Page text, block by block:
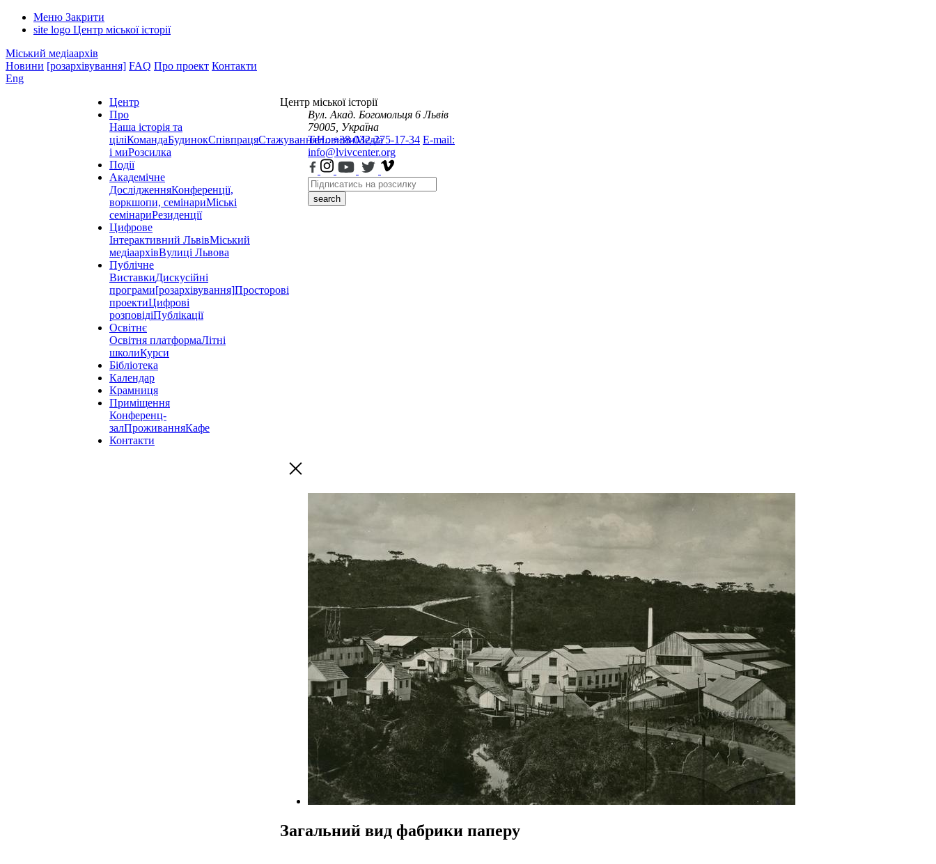
Меню Закрити
site logo Центр міської історії
Міський медіаархів
Новини [розархівування] FAQ Про проект Контакти
Eng
Центр
Про
Наша історія та
ціліКомандаБудинокСпівпрацяСтажуванняНовиниМедіа
і миРозсилка
Події
Академічне
ДослідженняКонференції,
воркшопи, семінариМіські
семінариРезиденції
Цифрове
Інтерактивний ЛьвівМіський
медіаархівВулиці Львова
Публічне
ВиставкиДискусійні
програми[розархівування]Просторові
проектиЦифрові
розповідіПублікації
Освітнє
Освітня платформаЛітні
школиКурси
Бібліотека
Календар
Крамниця
Приміщення
Конференц-
залПроживанняКафе
Контакти
Центр міської історії
Вул. Акад. Богомольця 6 Львів
79005, Україна
Тел.: +38-032-275-17-34 E-mail:
info@lvivcenter.org
search
Загальний вид фабрики паперу